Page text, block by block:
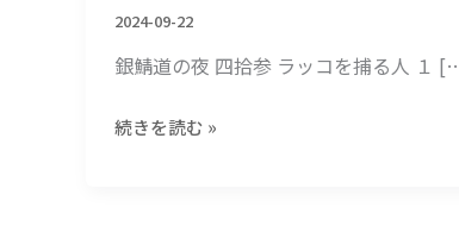
2024-09-22
銀鯖道の夜 四拾参 ラッコを捕る人 １
３
＿
ッ
続きを読む »